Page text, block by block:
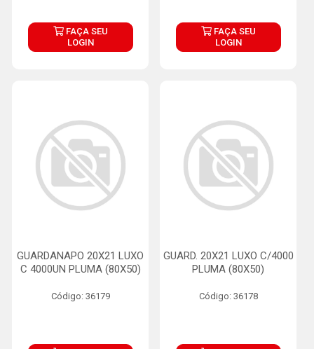
FAÇA SEU
LOGIN
FAÇA SEU
LOGIN
GUARDANAPO 20X21 LUXO
C 4000UN PLUMA (80X50)
Código: 36179
GUARD. 20X21 LUXO C/4000
PLUMA (80X50)
Código: 36178